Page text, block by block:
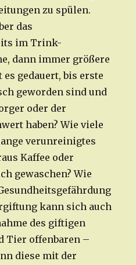
zu spülen.
das
im Trink-
dann immer größere
es gedauert, bis erste
geworden sind und
oder der
haben? Wie viele
verunreinigtes
Kaffee oder
gewaschen? Wie
kann sich auch
des giftigen
Tier offenbaren –
diese mit der